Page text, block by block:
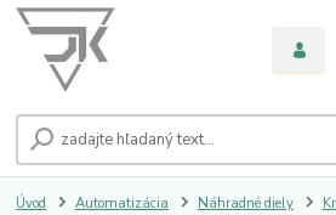
Úvod Automatizácia Náhradné diely